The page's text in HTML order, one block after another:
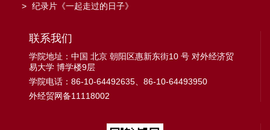
> 纪录片《一起走过的日子》
联系我们
学院地址：中国 北京 朝阳区惠新东街10 号 对外经济贸
易大学 博学楼9层
学院电话：86-10-64492635、86-10-64493950
外经贸网备11118002